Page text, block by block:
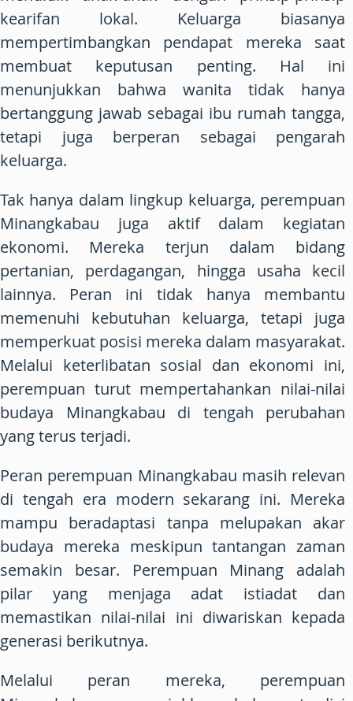
kearifan lokal. Keluarga biasanya
mempertimbangkan pendapat mereka saat
membuat keputusan penting. Hal ini
menunjukkan bahwa wanita tidak hanya
bertanggung jawab sebagai ibu rumah tangga,
tetapi juga berperan sebagai pengarah
keluarga.
Tak hanya dalam lingkup keluarga, perempuan
Minangkabau juga aktif dalam kegiatan
ekonomi. Mereka terjun dalam bidang
pertanian, perdagangan, hingga usaha kecil
lainnya. Peran ini tidak hanya membantu
memenuhi kebutuhan keluarga, tetapi juga
memperkuat posisi mereka dalam masyarakat.
Melalui keterlibatan sosial dan ekonomi ini,
perempuan turut mempertahankan nilai-nilai
budaya Minangkabau di tengah perubahan
yang terus terjadi.
Peran perempuan Minangkabau masih relevan
di tengah era modern sekarang ini. Mereka
mampu beradaptasi tanpa melupakan akar
budaya mereka meskipun tantangan zaman
semakin besar. Perempuan Minang adalah
pilar yang menjaga adat istiadat dan
memastikan nilai-nilai ini diwariskan kepada
generasi berikutnya.
Melalui peran mereka, perempuan